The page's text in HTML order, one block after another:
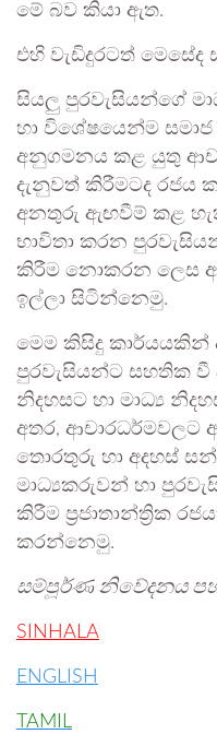
මේ බව කියා ඇත.
එහි වැඩිදුරටත් මෙසේද
සියලු පුරවැසියන්ගේ
හා විශේෂයෙන්ම
අනුගමනය කළ යුතු
දැනුවත් කිරීමටද රජය
අනතුරු ඇඟවීම් කළ හැකි
භාවිතා කරන
කිරීම නොකරන ලෙස
ඉල්ලා සිටින්නෙමු.
මෙම කිසිදු කාර්යයකින්
පුරවැසියන්ට සහතික වී
නිදහසට හා මාධ්‍ය
අතර, ආචාරධර්මවලට
තොරතුරු හා අදහස්
මාධ්‍යකරුවන් හා
කිරීම ප්‍රජාතාන්ත්‍රික
කරන්නෙමු.
සම්පූර්ණ නිවේදනය
SINHALA
ENGLISH
TAMIL